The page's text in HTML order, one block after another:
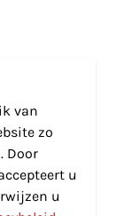
van
zo
Door
u
u